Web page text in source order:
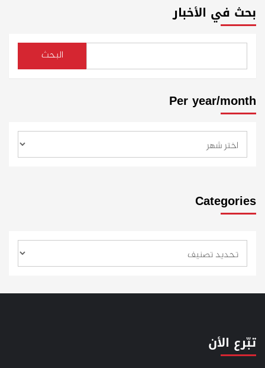
بحث في الأخبار
البحث
Per year/month
Categories
تبّرع الأن